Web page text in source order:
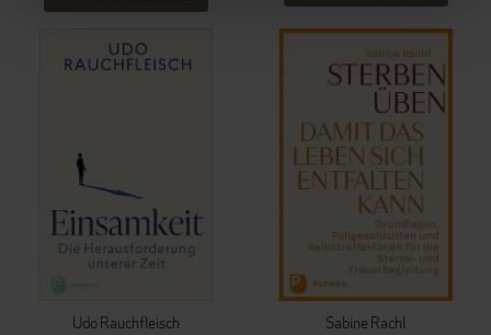
Udo Rauchfleisch Sabine Rachl